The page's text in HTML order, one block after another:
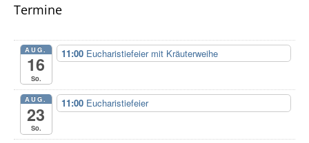
Termine
AUG.
16
So.
11:00 Eucharistiefeier mit Kräuterweihe
AUG.
23
So.
11:00 Eucharistiefeier